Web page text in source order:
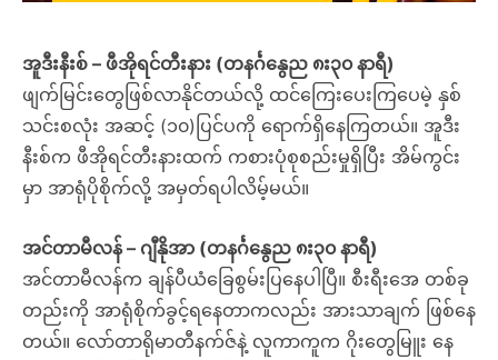
အူဒီးနီးစ် – ဖီအိုရင်တီးနား (တနင်္ဂနွေည ၈း၃၀ နာရီ)
ဖျက်မြင်းတွေဖြစ်လာနိုင်တယ်လို့ ထင်ကြေးပေးကြပေမဲ့ နှစ်
သင်းစလုံး အဆင့် (၁၀)ပြင်ပကို ရောက်ရှိနေကြတယ်။ အူဒီး
နီးစ်က ဖီအိုရင်တီးနားထက် ကစားပုံစုစည်းမှုရှိပြီး အိမ်ကွင်း
မှာ အာရုံပိုစိုက်လို့ အမှတ်ရပါလိမ့်မယ်။
အင်တာမီလန် – ဂျီနိုအာ (တနင်္ဂနွေည ၈း၃၀ နာရီ)
အင်တာမီလန်က ချန်ပီယံခြေစွမ်းပြနေပါပြီ။ စီးရီးအေ တစ်ခု
တည်းကို အာရုံစိုက်ခွင့်ရနေတာကလည်း အားသာချက် ဖြစ်နေ
တယ်။ လော်တာရိုမာတီနက်ဇ်နဲ့ လူကာကူက ဂိုးတွေမြူး နေ